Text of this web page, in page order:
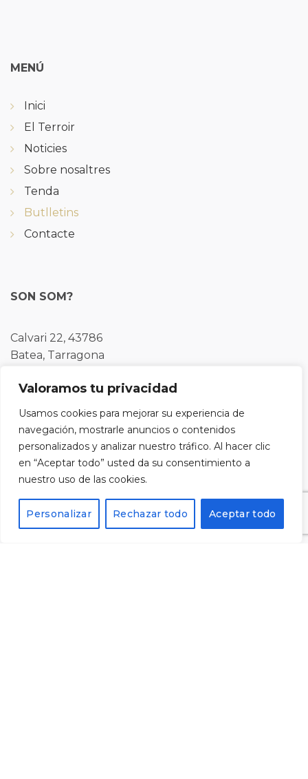
Valoramos tu privacidad
Usamos cookies para mejorar su experiencia de
navegación, mostrarle anuncios o contenidos
personalizados y analizar nuestro tráfico. Al hacer clic
en “Aceptar todo” usted da su consentimiento a
nuestro uso de las cookies.
Personalizar Rechazar todo Aceptar todo
MENÚ
Inici
El Terroir
Noticies
Sobre nosaltres
Tenda
Butlletins
Contacte
SON SOM?
Calvari 22, 43786
Batea, Tarragona
Tel: 977430109
Registra't al nostre butlletí i rebràs un codi del 10%
de descompte per a la teva pròxima compra.